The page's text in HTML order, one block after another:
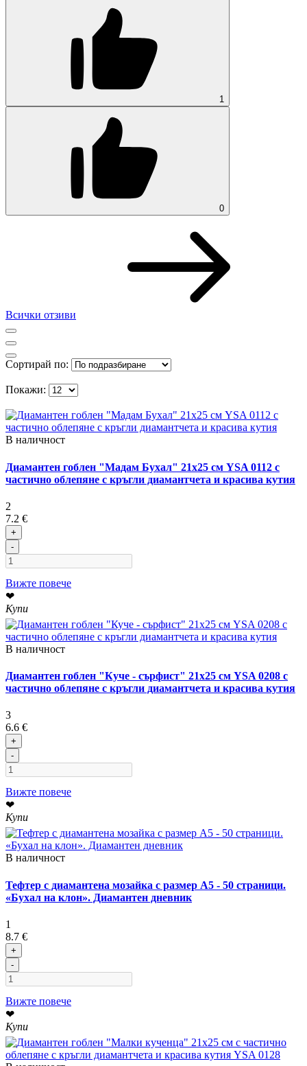
1
0
Всички отзиви
Сортирай по:
Покажи:
В наличност
Диамантен гоблен "Мадам Бухал" 21x25 см YSA 0112 с
частично облепяне с кръгли диамантчета и красива кутия
2
7.2 €
+
-
Вижте повече
❤
Купи
В наличност
Диамантен гоблен "Куче - сърфист" 21x25 см YSA 0208 с
частично облепяне с кръгли диамантчета и красива кутия
3
6.6 €
+
-
Вижте повече
❤
Купи
В наличност
Тефтер с диамантена мозайка с размер А5 - 50 страници.
«Бухал на клон». Диамантен дневник
1
8.7 €
+
-
Вижте повече
❤
Купи